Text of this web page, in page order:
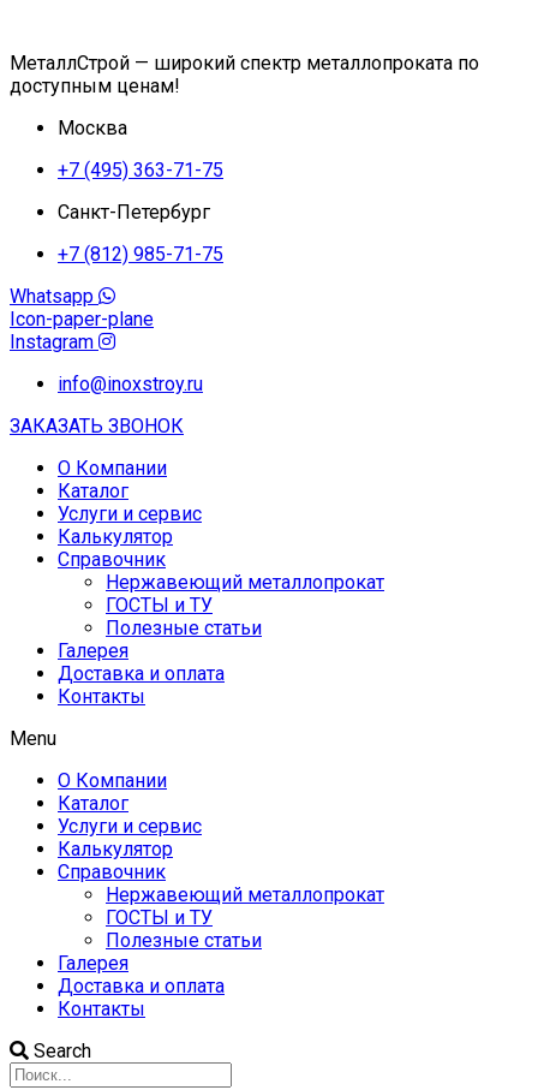
МеталлСтрой — широкий спектр металлопроката по
доступным ценам!
Москва
+7 (495) 363-71-75
Санкт-Петербург
+7 (812) 985-71-75
Whatsapp
Icon-paper-plane
Instagram
info@inoxstroy.ru
ЗАКАЗАТЬ ЗВОНОК
О Компании
Каталог
Услуги и сервис
Калькулятор
Справочник
Нержавеющий металлопрокат
ГОСТЫ и ТУ
Полезные статьи
Галерея
Доставка и оплата
Контакты
Menu
О Компании
Каталог
Услуги и сервис
Калькулятор
Справочник
Нержавеющий металлопрокат
ГОСТЫ и ТУ
Полезные статьи
Галерея
Доставка и оплата
Контакты
Search